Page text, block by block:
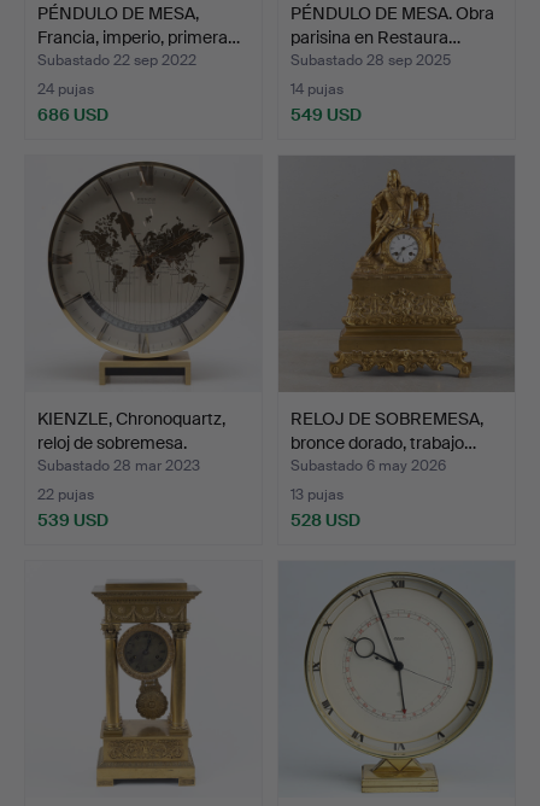
PÉNDULO DE MESA,
Francia, imperio, primera…
Subastado 22 sep 2022
24 pujas
686 USD
PÉNDULO DE MESA. Obra
parisina en Restaura…
Subastado 28 sep 2025
14 pujas
549 USD
KIENZLE, Chronoquartz,
reloj de sobremesa.
Subastado 28 mar 2023
22 pujas
539 USD
RELOJ DE SOBREMESA,
bronce dorado, trabajo…
Subastado 6 may 2026
13 pujas
528 USD